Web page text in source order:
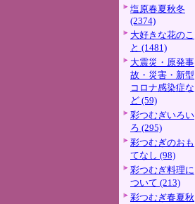
塩原春夏秋冬
(2374)
大好きな花のこ
と (1481)
大震災・原発事
故・災害・新型
コロナ感染症な
ど (59)
彩つむぎいろい
ろ (295)
彩つむぎのおも
てなし (98)
彩つむぎ料理に
ついて (213)
彩つむぎ春夏秋